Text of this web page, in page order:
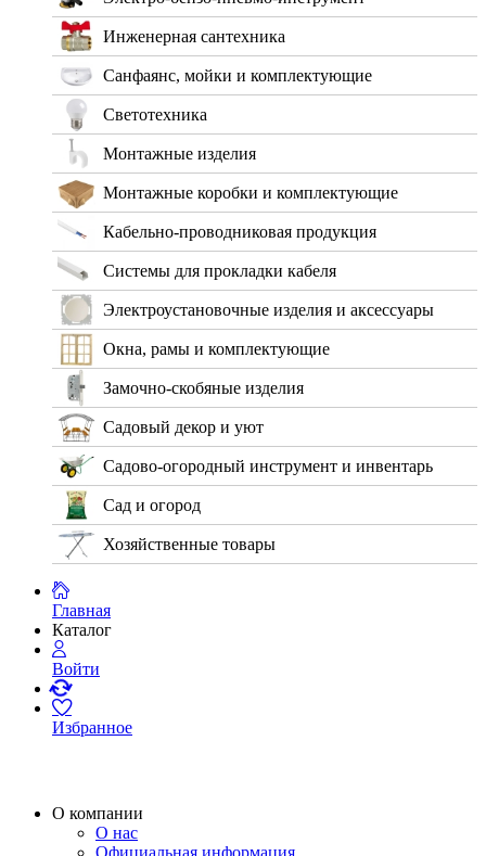
Инженерная сантехника
Санфаянс, мойки и комплектующие
Светотехника
Монтажные изделия
Монтажные коробки и комплектующие
Кабельно-проводниковая продукция
Системы для прокладки кабеля
Электроустановочные изделия и аксессуары
Окна, рамы и комплектующие
Замочно-скобяные изделия
Садовый декор и уют
Садово-огородный инструмент и инвентарь
Сад и огород
Хозяйственные товары
Главная
Каталог
Войти
Избранное
О компании
О нас